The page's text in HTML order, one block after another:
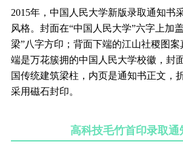
2015年，中国人民大学新版录取通知书
风格。封面在“中国人民大学”六字上加
梁”八字方印；背面下端的江山社稷图
端是万花簇拥的中国人民大学校徽，封
国传统建筑梁柱，内页是通知书正文，
采用磁石封印。
高科技毛竹首印录取通